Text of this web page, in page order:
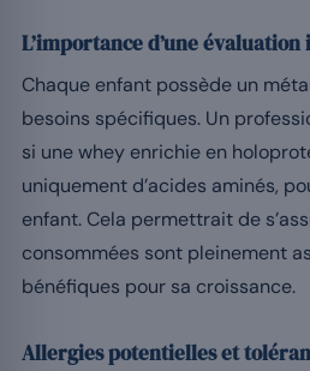
L’importance d’une
Chaque enfant possède un
besoins spécifiques. Un
si une whey enrichie en
uniquement d’acides aminés,
enfant. Cela permettrait de
consommées sont pleinement
bénéfiques pour sa croissance.
Allergies potentielles et